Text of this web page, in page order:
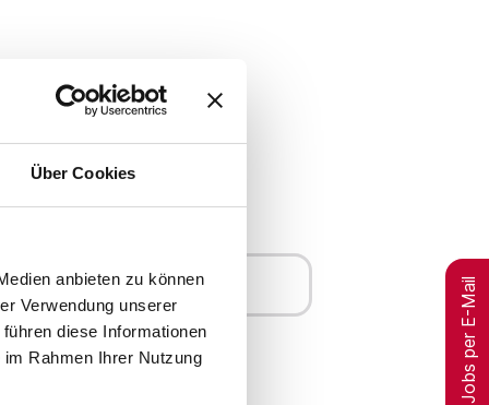
Über Cookies
anbieten zu können
Verwendung unserer
diese Informationen
Rahmen Ihrer Nutzung
Merken Jobs per E-Mail